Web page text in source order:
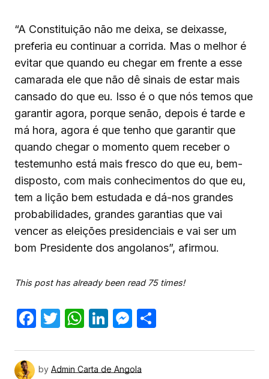
“A Constituição não me deixa, se deixasse,
preferia eu continuar a corrida. Mas o melhor é
evitar que quando eu chegar em frente a esse
camarada ele que não dê sinais de estar mais
cansado do que eu. Isso é o que nós temos que
garantir agora, porque senão, depois é tarde e
má hora, agora é que tenho que garantir que
quando chegar o momento quem receber o
testemunho está mais fresco do que eu, bem-
disposto, com mais conhecimentos do que eu,
tem a lição bem estudada e dá-nos grandes
probabilidades, grandes garantias que vai
vencer as eleições presidenciais e vai ser um
bom Presidente dos angolanos”, afirmou.
This post has already been read 75 times!
Facebook
Twitter
WhatsApp
LinkedIn
Messenger
by Admin Carta de Angola